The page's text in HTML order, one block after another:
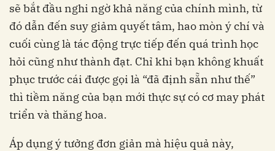
sẽ bắt đầu nghi ngờ khả năng của chính mình, từ
đó dẫn đến suy giảm quyết tâm, hao mòn ý chí và
cuối cùng là tác động trực tiếp đến quá trình học
hỏi cũng như thành đạt. Chỉ khi bạn không khuất
phục trước cái được gọi là “đã định sẵn như thế”
thì tiềm năng của bạn mới thực sự có cơ may phát
triển và thăng hoa.
Áp dụng ý tưởng đơn giản mà hiệu quả này,